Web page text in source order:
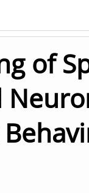
of